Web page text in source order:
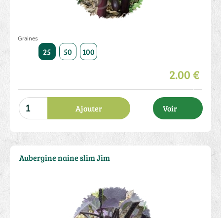
Graines
25 50 100
2.00 €
Ajouter Voir
Aubergine naine slim Jim